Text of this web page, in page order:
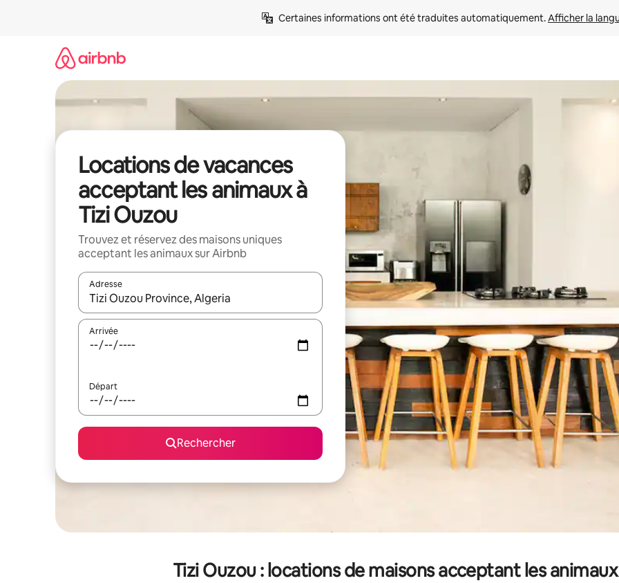
Certaines informations ont été traduites automatiquement. Afficher la
Locations de vacances
acceptant les animaux à
Tizi Ouzou
Trouvez et réservez des maisons uniques
acceptant les animaux sur Airbnb
Adresse
Lorsque les résultats s'affichent, utilisez les flèches vers le haut et vers le bas pour les parcourir ou en appuyant et en
Arrivée
Départ
Rechercher
Tizi Ouzou : locations de maisons acceptant les